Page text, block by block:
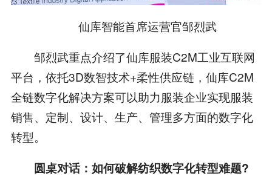
仙库智能首席运营官邹烈武
邹烈武重点介绍了仙库服装C2M工业互联网
平台，依托3D数智技术+柔性供应链，仙库C2M
全链数字化解决方案可以助力服装企业实现服装
销售、定制、设计、生产、管理多方面的数字化
转型。
圆桌对话：如何破解纺织数字化转型难题?